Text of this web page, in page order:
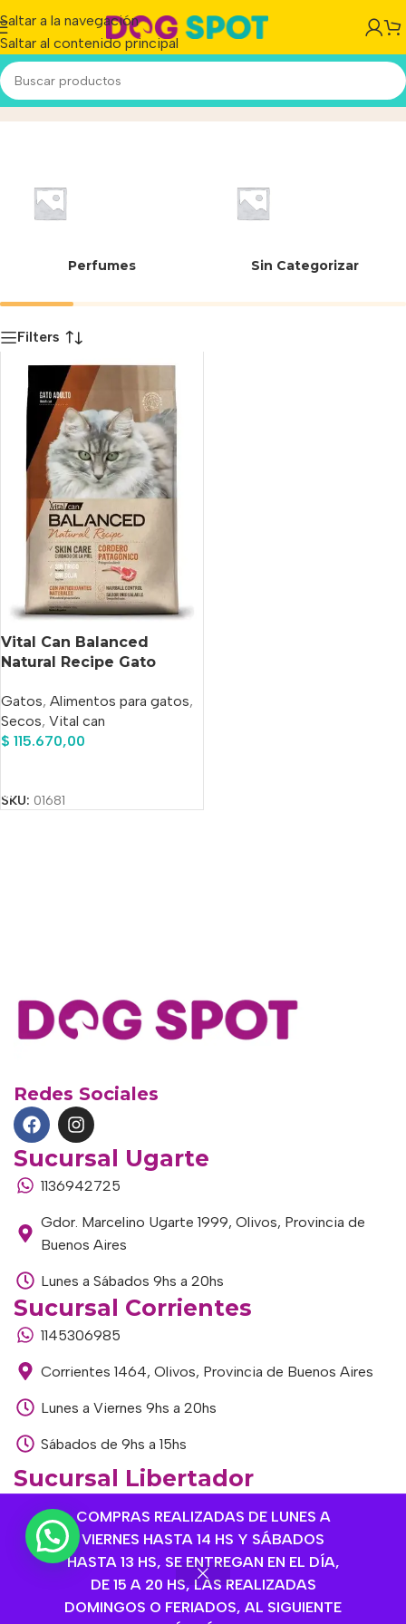
COMPRAS REALIZADAS DE LUNES A
VIERNES HASTA 14 HS Y SÁBADOS
HASTA 13 HS, SE ENTREGAN EN EL DÍA,
DE 15 A 20 HS, LAS REALIZADAS
DOMINGOS O FERIADOS, AL SIGUIENTE
Saltar a la navegación
Saltar al contenido principal
01681Inicio/Producto
Perfumes Sin Categorizar
Filters
Vital Can Balanced
Natural Recipe Gato
Gatos, Alimentos para gatos,
Secos, Vital can
$ 115.670,00
SKU: 01681
Redes Sociales
Sucursal Ugarte
1136942725
Gdor. Marcelino Ugarte 1999, Olivos, Provincia de
Buenos Aires
Lunes a Sábados 9hs a 20hs
Sucursal Corrientes
1145306985
Corrientes 1464, Olivos, Provincia de Buenos Aires
Lunes a Viernes 9hs a 20hs
Sábados de 9hs a 15hs
Sucursal Libertador
1168893524
Av. del Libertador 1915, Vte. López, Provincia de
Buenos Aires
Lunes a Viernes de 9hs a 13hs / 16hs a 20hs